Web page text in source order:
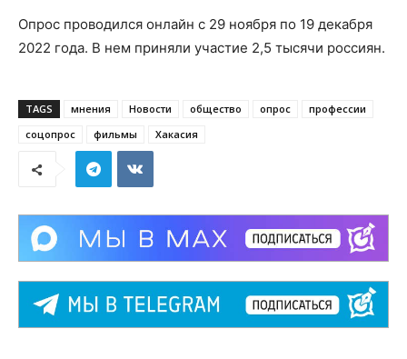
Опрос проводился онлайн с 29 ноября по 19 декабря
2022 года. В нем приняли участие 2,5 тысячи россиян.
TAGS мнения Новости общество опрос
профессии
соцопрос
фильмы Хакасия